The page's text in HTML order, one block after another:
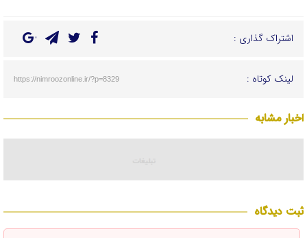
اشتراک گذاری :
لینک کوتاه : https://nimroozonline.ir/?p=8329
اخبار مشابه
ثبت دیدگاه